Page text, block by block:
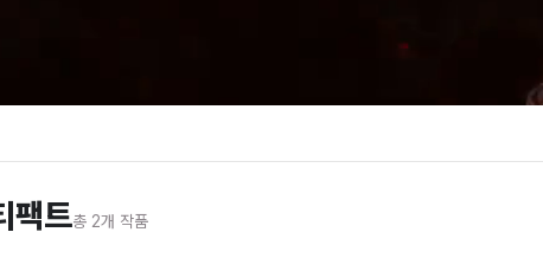
팩트총 2개 작품